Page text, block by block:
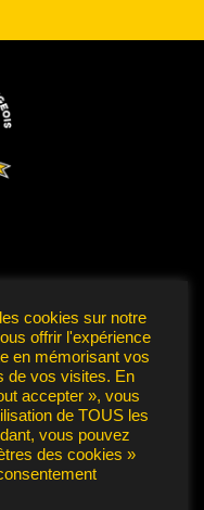
de15h à 17h
cookies sur notre
offrir l'expérience
en mémorisant vos
de vos visites. En
accepter », vous
de TOUS les
vous pouvez
des cookies »